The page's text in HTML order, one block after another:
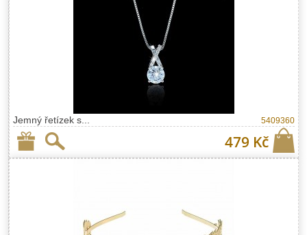
Jemný řetízek s... 5409360
479 Kč